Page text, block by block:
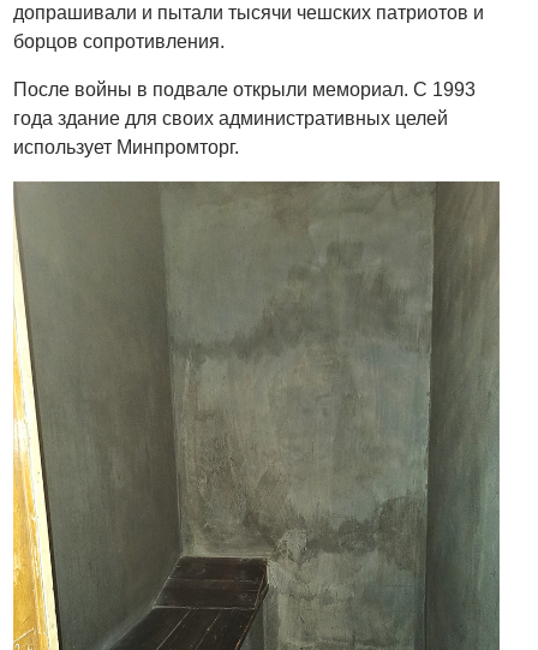
допрашивали и пытали тысячи чешских патриотов и
борцов сопротивления.
После войны в подвале открыли мемориал. С 1993
года здание для своих административных целей
использует Минпромторг.